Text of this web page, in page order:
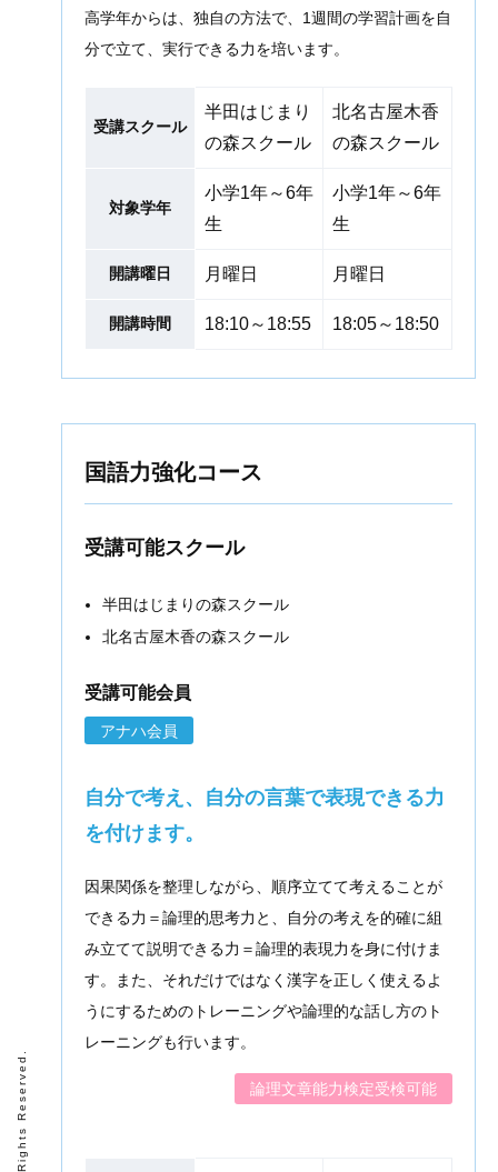
高学年からは、独自の方法で、1週間の学習計画を自
分で立て、実行できる力を培います。
受講スクール
半田はじまり
の森スクール
北名古屋木香
の森スクール
対象学年
小学1年～6年
生
小学1年～6年
生
開講曜日 月曜日 月曜日
開講時間 18:10～18:55 18:05～18:50
国語力強化コース
受講可能スクール
半田はじまりの森スクール
北名古屋木香の森スクール
受講可能会員
アナハ会員
自分で考え、自分の言葉で表現できる力
を付けます。
因果関係を整理しながら、順序立てて考えることが
できる力＝論理的思考力と、自分の考えを的確に組
み立てて説明できる力＝論理的表現力を身に付けま
す。また、それだけではなく漢字を正しく使えるよ
うにするためのトレーニングや論理的な話し方のト
レーニングも行います。
論理文章能力検定受検可能